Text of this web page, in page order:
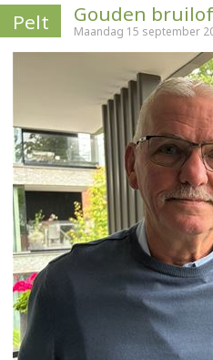
Pelt Gouden
Maandag 15 september